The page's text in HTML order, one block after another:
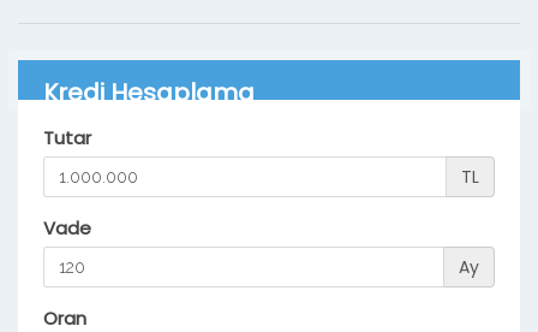
Kredi Hesaplama
Tutar
TL
Vade
Ay
Oran